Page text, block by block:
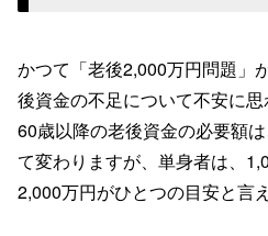
かつて「老後2,000万円問題」
後資金の不足について不安に思
60歳以降の老後資金の必要額
て変わりますが、単身者は、
2,000万円がひとつの目安と言